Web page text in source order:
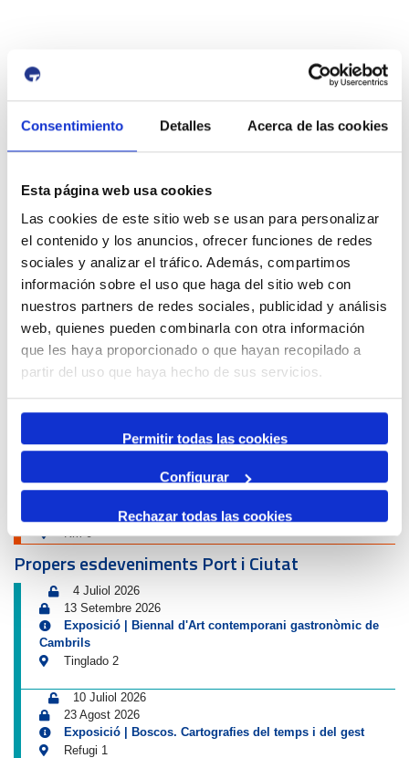
Consentimiento Detalles Acerca de las cookies
Esta página web usa cookies
Las cookies de este sitio web se usan para personalizar
el contenido y los anuncios, ofrecer funciones de redes
sociales y analizar el tráfico. Además, compartimos
información sobre el uso que haga del sitio web con
nuestros partners de redes sociales, publicidad y análisis
web, quienes pueden combinarla con otra información
que les haya proporcionado o que hayan recopilado a
partir del uso que haya hecho de sus servicios.
Permitir todas las cookies
Configurar
Rechazar todas las cookies
Previous Event
Next Event
Port i Ciutat
RESPONSABILITAT SOCIAL
CORPORATIVA | RSC
Avís de circulació
13 Agost 2026
Tancament accés Km 0| Eclipsi solar
Km 0
Propers esdeveniments Port i Ciutat
4 Juliol 2026
13 Setembre 2026
Exposició | Biennal d'Art contemporani gastronòmic de
Cambrils
Tinglado 2
10 Juliol 2026
23 Agost 2026
Exposició | Boscos. Cartografies del temps i del gest
Refugi 1